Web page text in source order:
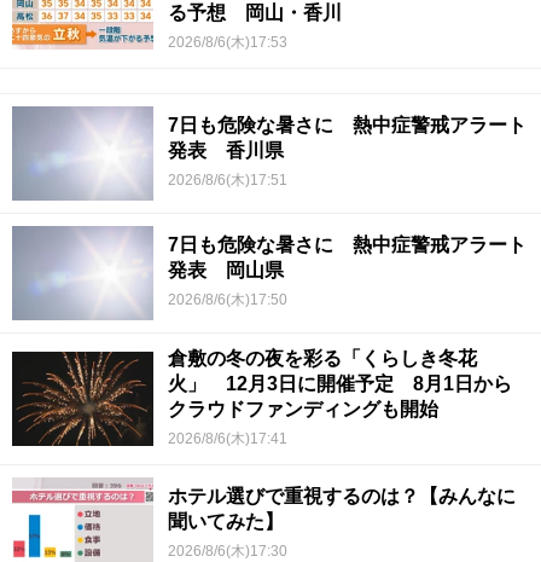
る予想 岡山・香川
2026/8/6(木)17:53
7日も危険な暑さに 熱中症警戒アラート
発表 香川県
2026/8/6(木)17:51
7日も危険な暑さに 熱中症警戒アラート
発表 岡山県
2026/8/6(木)17:50
倉敷の冬の夜を彩る「くらしき冬花
火」 12月3日に開催予定 8月1日から
クラウドファンディングも開始
2026/8/6(木)17:41
ホテル選びで重視するのは？【みんなに
聞いてみた】
2026/8/6(木)17:30